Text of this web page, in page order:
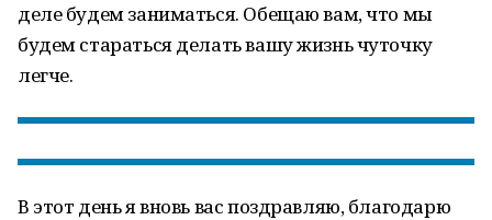
деле будем заниматься. Обещаю вам, что мы
будем стараться делать вашу жизнь чуточку
легче.
В этот день я вновь вас поздравляю, благодарю